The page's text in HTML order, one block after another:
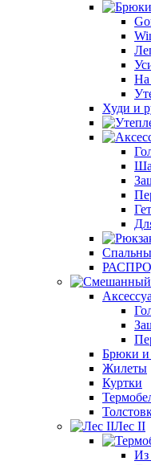
На
Худи и
Брюки и
Жилеты
Куртки
Лес II
Из